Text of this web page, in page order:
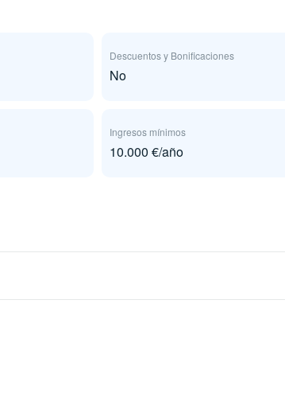
Descuentos y Bonificaciones
No
Ingresos mínimos
10.000 €/año